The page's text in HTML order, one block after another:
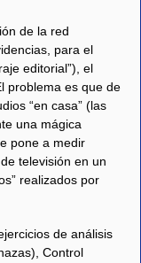
de la red
para el
editorial”), el
problema es que de
“en casa” (las
una mágica
pone a medir
televisión en un
realizados por
de análisis
Control